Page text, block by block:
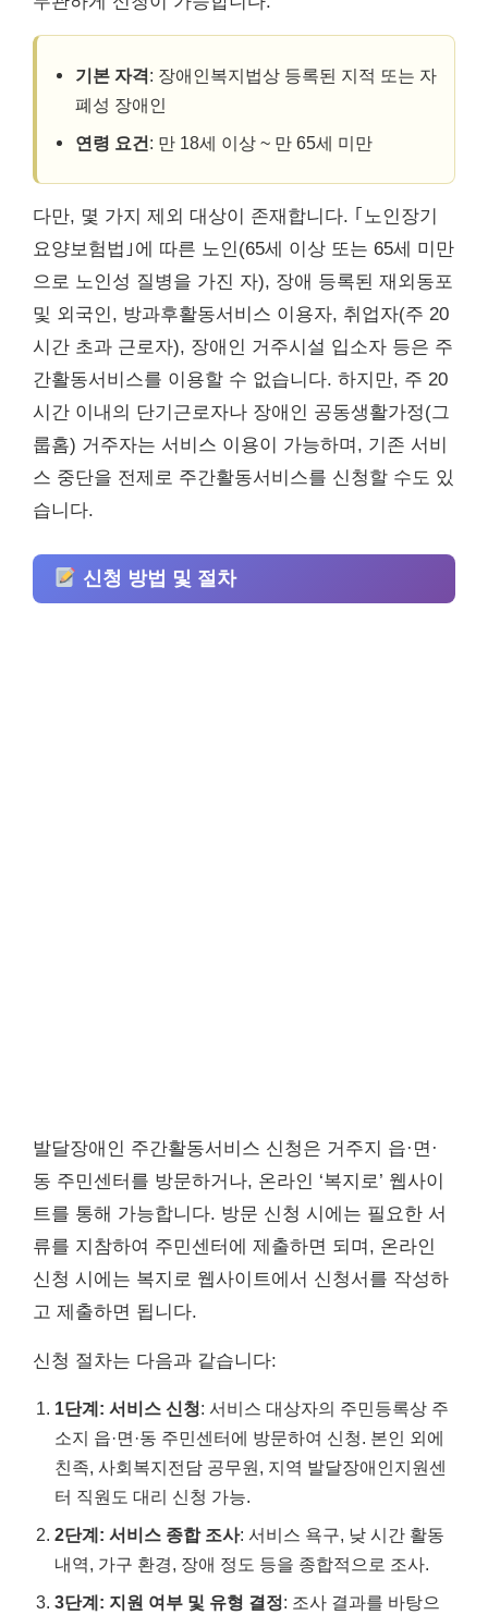
기본 자격: 장애인복지법상 등록된 지적 또는 자
폐성 장애인
연령 요건: 만 18세 이상 ~ 만 65세 미만
다만, 몇 가지 제외 대상이 존재합니다. ｢노인장기
요양보험법｣에 따른 노인(65세 이상 또는 65세 미만
으로 노인성 질병을 가진 자), 장애 등록된 재외동포
및 외국인, 방과후활동서비스 이용자, 취업자(주 20
시간 초과 근로자), 장애인 거주시설 입소자 등은 주
간활동서비스를 이용할 수 없습니다. 하지만, 주 20
시간 이내의 단기근로자나 장애인 공동생활가정(그
룹홈) 거주자는 서비스 이용이 가능하며, 기존 서비
스 중단을 전제로 주간활동서비스를 신청할 수도 있
습니다.
신청 방법 및 절차
발달장애인 주간활동서비스 신청은 거주지 읍·면·
동 주민센터를 방문하거나, 온라인 ‘복지로’ 웹사이
트를 통해 가능합니다. 방문 신청 시에는 필요한 서
류를 지참하여 주민센터에 제출하면 되며, 온라인
신청 시에는 복지로 웹사이트에서 신청서를 작성하
고 제출하면 됩니다.
신청 절차는 다음과 같습니다:
1단계: 서비스 신청: 서비스 대상자의 주민등록상 주
소지 읍·면·동 주민센터에 방문하여 신청. 본인 외에
친족, 사회복지전담 공무원, 지역 발달장애인지원센
터 직원도 대리 신청 가능.
2단계: 서비스 종합 조사: 서비스 욕구, 낮 시간 활동
내역, 가구 환경, 장애 정도 등을 종합적으로 조사.
3단계: 지원 여부 및 유형 결정: 조사 결과를 바탕으